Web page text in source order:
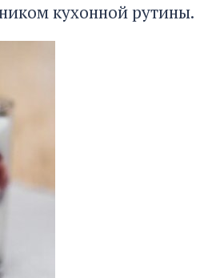
кухонной рутины.